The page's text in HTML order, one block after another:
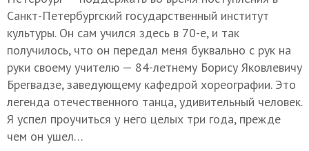
Санкт-Петербургский государственный институт
культуры. Он сам учился здесь в 70-е, и так
получилось, что он передал меня буквально с рук на
руки своему учителю — 84-летнему Борису Яковлевичу
Брегвадзе, заведующему кафедрой хореографии. Это
легенда отечественного танца, удивительный человек.
Я успел проучиться у него целых три года, прежде
чем он ушел…